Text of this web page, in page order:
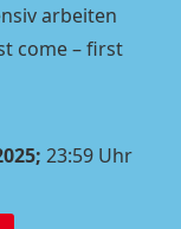
arbeiten
come – first
23:59 Uhr